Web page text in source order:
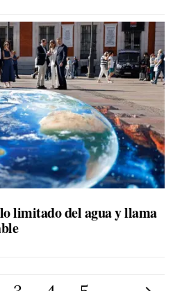
limitado del agua y llama